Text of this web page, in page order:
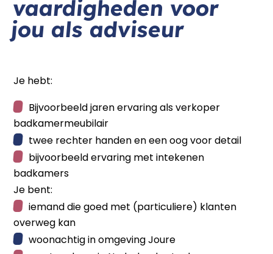
vaardigheden voor
jou als adviseur
Je hebt:
Bijvoorbeeld jaren ervaring als verkoper
badkamermeubilair
twee rechter handen en een oog voor detail
bijvoorbeeld ervaring met intekenen
badkamers
Je bent:
iemand die goed met (particuliere) klanten
overweg kan
woonachtig in omgeving Joure